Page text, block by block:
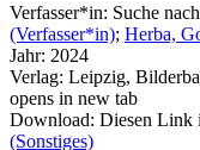
Verfasser*in: Suche
(Verfasser*in); Herba,
Jahr: 2024
Verlag: Leipzig,
opens in new tab
Download: Diesen Link
(Sonstiges)